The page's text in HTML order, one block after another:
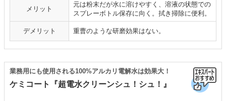
メリット
元は粉末だが水に溶けやすく、溶液の状態での
スプレーボトル保存に向く。拭き掃除に便利。
デメリット 重曹のような研磨効果はない。
ケミコート『超電水クリーンシュ！シュ！』
業務用にも使用される100%アルカリ電解水は効果大！